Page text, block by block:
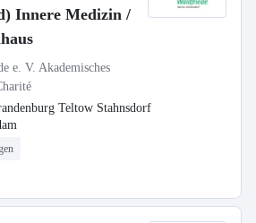
Innere Medizin /
e. V. Akademisches
Teltow Stahnsdorf